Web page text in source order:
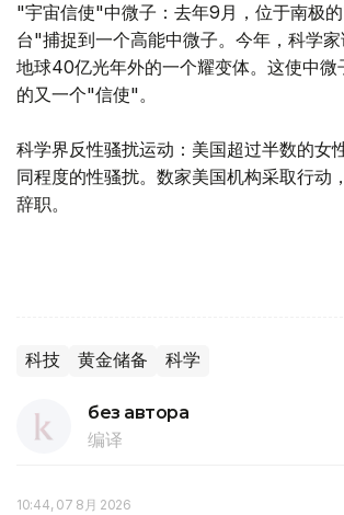
"宇宙信使"中微子：去年9月，位于南极
台"捕捉到一个高能中微子。今年，科学
地球40亿光年外的一个耀变体。这使中微
的又一个"信使"。
科学界反性骚扰运动：美国超过半数的女
同程度的性骚扰。数家美国机构采取行动
辞职。
科技 黄金储备 科学
без автора
编译
10:44, 07 8月 2026